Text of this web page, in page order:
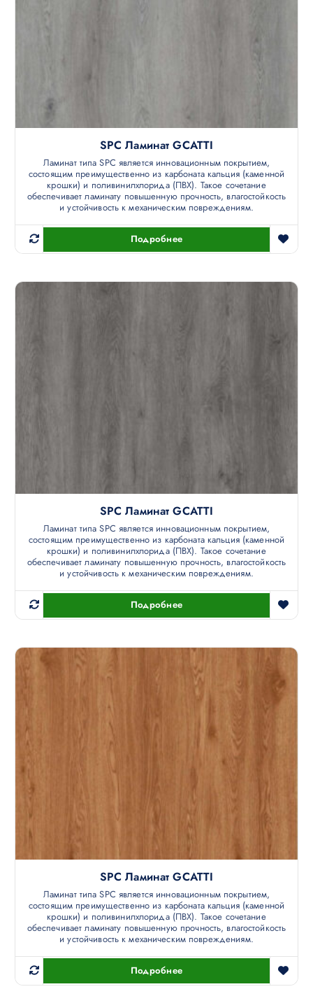
SPC Ламинат GCATTI
Ламинат типа SPC является инновационным покрытием,
состоящим преимущественно из карбоната кальция (каменной
крошки) и поливинилхлорида (ПВХ). Такое сочетание
обеспечивает ламинату повышенную прочность, влагостойкость
и устойчивость к механическим повреждениям.
Подробнее
SPC Ламинат GCATTI
Ламинат типа SPC является инновационным покрытием,
состоящим преимущественно из карбоната кальция (каменной
крошки) и поливинилхлорида (ПВХ). Такое сочетание
обеспечивает ламинату повышенную прочность, влагостойкость
и устойчивость к механическим повреждениям.
Подробнее
SPC Ламинат GCATTI
Ламинат типа SPC является инновационным покрытием,
состоящим преимущественно из карбоната кальция (каменной
крошки) и поливинилхлорида (ПВХ). Такое сочетание
обеспечивает ламинату повышенную прочность, влагостойкость
и устойчивость к механическим повреждениям.
Подробнее